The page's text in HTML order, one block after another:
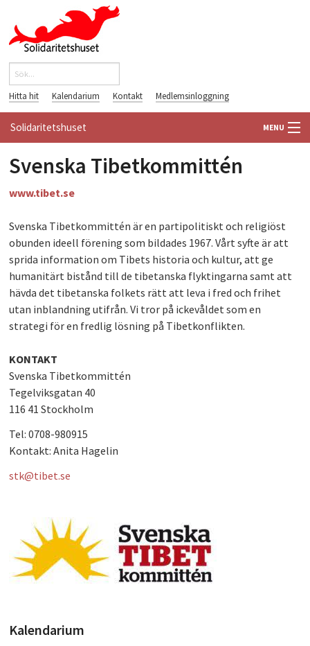
Hoppa till huvudinnehåll
Sökformulär
Hitta hit Kalendarium Kontakt Medlemsinloggning
Solidaritetshuset MENU
HEM
OM OSS
FÖRENINGAR
VÄRLDSBIBLIOTEKET
PÅ GÅNG
PLAY
Svenska Tibetkommittén
www.tibet.se
Svenska Tibetkommittén är en partipolitiskt och religiöst
obunden ideell förening som bildades 1967. Vårt syfte är att
sprida information om Tibets historia och kultur, att ge
humanitärt bistånd till de tibetanska flyktingarna samt att
hävda det tibetanska folkets rätt att leva i fred och frihet
utan inblandning utifrån. Vi tror på ickevåldet som en
strategi för en fredlig lösning på Tibetkonflikten.
KONTAKT
Svenska Tibetkommittén
Tegelviksgatan 40
116 41 Stockholm
Tel: 0708-980915
Kontakt: Anita Hagelin
stk@tibet.se
svenska_tibetkommitten.jpg
Kalendarium